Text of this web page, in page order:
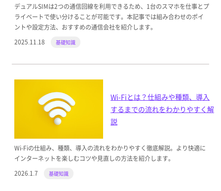
デュアルSIMは2つの通信回線を利用できるため、1台のスマホを仕事とプ
ライベートで使い分けることが可能です。本記事では組み合わせのポイ
ントや設定方法、おすすめの通信会社を紹介します。
2025.11.18
基礎知識
Wi-Fiとは？仕組みや種類、導入
するまでの流れをわかりやすく解
説
Wi-Fiの仕組み、種類、導入の流れをわかりやすく徹底解説。より快適に
インターネットを楽しむコツや見直しの方法を紹介します。
2026.1.7
基礎知識